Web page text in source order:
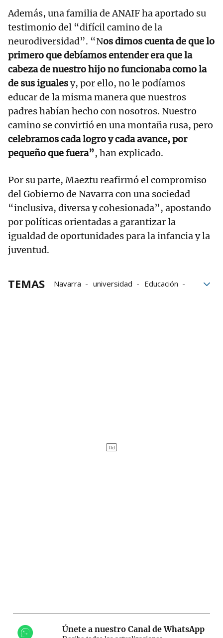
Además, una familia de ANAIF ha aportado su
testimonio del “difícil camino de la
neurodiversidad”. “Nos dimos cuenta de que lo
primero que debíamos entender era que la
cabeza de nuestro hijo no funcionaba como la
de sus igualesy, por ello, no le podíamos
educar de la misma manera que nuestros
padres habían hecho con nosotros. Nuestro
camino se convirtió en una montaña rusa, pero
celebramos cada logro y cada avance, por
pequeño que fuera”, han explicado.
Por su parte, Maeztu reafirmó el compromiso
del Gobierno de Navarra con una sociedad
“inclusiva, diversa y cohesionada”, apostando
por políticas orientadas a garantizar la
igualdad de oportunidades para la infancia y la
juventud.
TEMAS Navarra universidad
Educación
Únete a nuestro Canal de WhatsApp